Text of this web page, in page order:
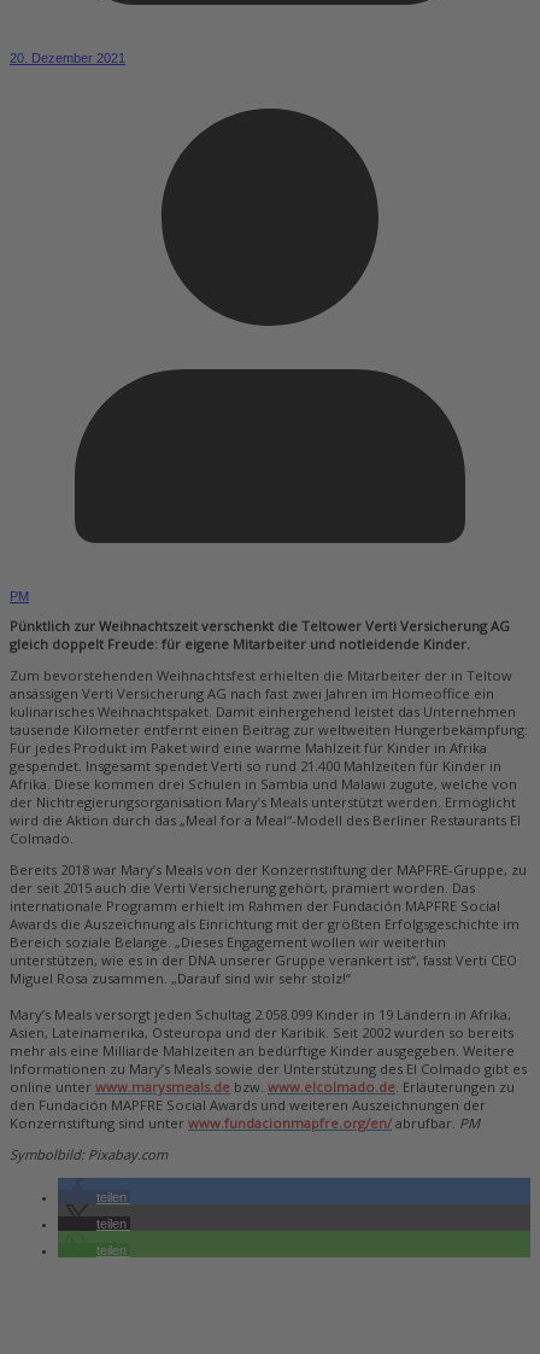
20. Dezember 2021
PM
Pünktlich zur Weihnachtszeit verschenkt die Teltower Verti Versicherung AG
gleich doppelt Freude: für eigene Mitarbeiter und notleidende Kinder.
Zum bevorstehenden Weihnachtsfest erhielten die Mitarbeiter der in Teltow
ansässigen Verti Versicherung AG nach fast zwei Jahren im Homeoffice ein
kulinarisches Weihnachtspaket. Damit einhergehend leistet das Unternehmen
tausende Kilometer entfernt einen Beitrag zur weltweiten Hungerbekämpfung:
Für jedes Produkt im Paket wird eine warme Mahlzeit für Kinder in Afrika
gespendet. Insgesamt spendet Verti so rund 21.400 Mahlzeiten für Kinder in
Afrika. Diese kommen drei Schulen in Sambia und Malawi zugute, welche von
der Nichtregierungsorganisation Mary’s Meals unterstützt werden. Ermöglicht
wird die Aktion durch das „Meal for a Meal“-Modell des Berliner Restaurants El
Colmado.
Bereits 2018 war Mary’s Meals von der Konzernstiftung der MAPFRE-Gruppe, zu
der seit 2015 auch die Verti Versicherung gehört, prämiert worden. Das
internationale Programm erhielt im Rahmen der Fundación MAPFRE Social
Awards die Auszeichnung als Einrichtung mit der größten Erfolgsgeschichte im
Bereich soziale Belange. „Dieses Engagement wollen wir weiterhin
unterstützen, wie es in der DNA unserer Gruppe verankert ist“, fasst Verti CEO
Miguel Rosa zusammen. „Darauf sind wir sehr stolz!“
Mary’s Meals versorgt jeden Schultag 2.058.099 Kinder in 19 Ländern in Afrika,
Asien, Lateinamerika, Osteuropa und der Karibik. Seit 2002 wurden so bereits
mehr als eine Milliarde Mahlzeiten an bedürftige Kinder ausgegeben. Weitere
Informationen zu Mary’s Meals sowie der Unterstützung des El Colmado gibt es
online unter www.marysmeals.de bzw. www.elcolmado.de. Erläuterungen zu
den Fundación MAPFRE Social Awards und weiteren Auszeichnungen der
Konzernstiftung sind unter www.fundacionmapfre.org/en/ abrufbar. PM
Symbolbild: Pixabay.com
teilen
teilen
teilen